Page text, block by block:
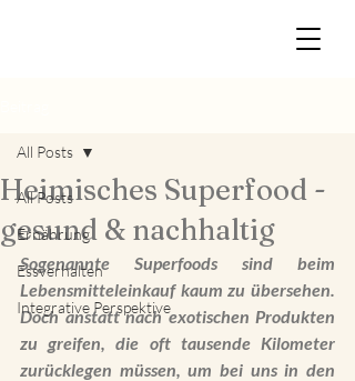
All Posts
Ernährung
Essverhalten
Integrative Perspektive
All Posts
Heimisches Superfood -
gesund & nachhaltig
Sogenannte Superfoods sind beim
Lebensmitteleinkauf kaum zu übersehen.
Doch anstatt nach exotischen Produkten
zu greifen, die oft tausende Kilometer
zurücklegen müssen, um bei uns in den